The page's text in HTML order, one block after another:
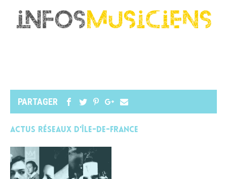
PARTAGER
Actus réseaux d'île-de-france